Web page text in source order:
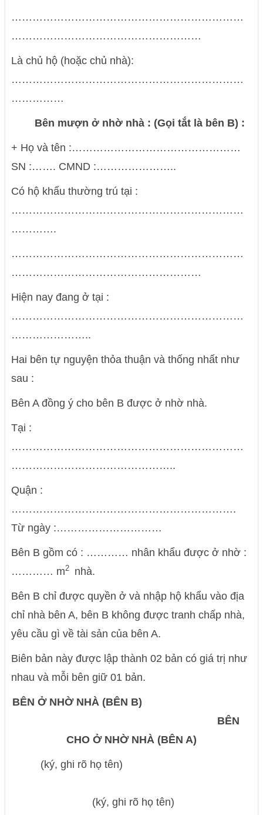
…………………………………………………………
………………………………………………
Là chủ hộ (hoặc chủ nhà):
…………………………………………………………
……………
Bên mượn ở nhờ nhà : (Gọi tắt là bên B) :
+ Họ và tên :…………………………………………
SN :……. CMND :…………………..
Có hộ khẩu thường trú tại :
…………………………………………………………
………….
…………………………………………………………
………………………………………………
Hiện nay đang ở tại :
…………………………………………………………
…………………..
Hai bên tự nguyện thỏa thuận và thống nhất như
sau :
Bên A đồng ý cho bên B được ở nhờ nhà.
Tại :
…………………………………………………………
………………………………………..
Quận :
……………………………………………………….
Từ ngày :…………………………
Bên B gồm có : ………… nhân khẩu được ở nhờ :
………… m2 nhà.
Bên B chỉ được quyền ở và nhập hộ khẩu vào địa
chỉ nhà bên A, bên B không được tranh chấp nhà,
yêu cầu gì về tài sản của bên A.
Biên bản này được lập thành 02 bản có giá trị như
nhau và mỗi bên giữ 01 bản.
BÊN Ở NHỜ NHÀ (BÊN B)
BÊN
CHO Ở NHỜ NHÀ (BÊN A)
(ký, ghi rõ họ tên)
(ký, ghi rõ họ tên)